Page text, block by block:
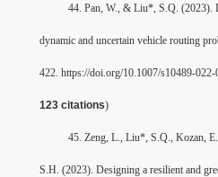
44. Pan, W., & Liu*, S.Q. (2023).
dynamic and uncertain vehicle routing
422. https://doi.org/10.1007/s10489-
123 citations)
45. Zeng, L., Liu*, S.Q., Kozan,
S.H. (2023). Designing a resilient and